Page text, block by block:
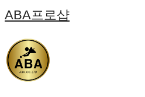
ABA프로샵